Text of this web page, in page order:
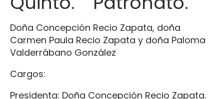
Doña Concepción Recio Zapata, doña
Carmen Paula Recio Zapata y doña Paloma
Valderrábano González
Cargos:
Presidenta: Doña Concepción Recio Zapata.